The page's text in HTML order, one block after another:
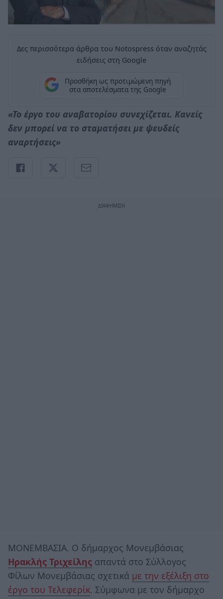
Δες περισσότερα άρθρα του Notospress όταν αναζητάς
ειδήσεις στη Google
Προσθήκη ως προτιμώμενη πηγή
στα αποτελέσματα της Google
«Το έργο του αναβατορίου συνεχίζεται. Κανείς
δεν μπορεί να το σταματήσει με ψευδείς
αναρτήσεις»
ΜΟΝΕΜΒΑΣΙΑ. Ο δήμαρχος Μονεμβάσιας
Ηρακλής Τριχείλης απαντά στο Σύλλογος
Φίλων Μονεμβάσιας σχετικά με την εξέλιξη στο
έργο του Τελεφερίκ. Σύμφωνα με τον δήμαρχο